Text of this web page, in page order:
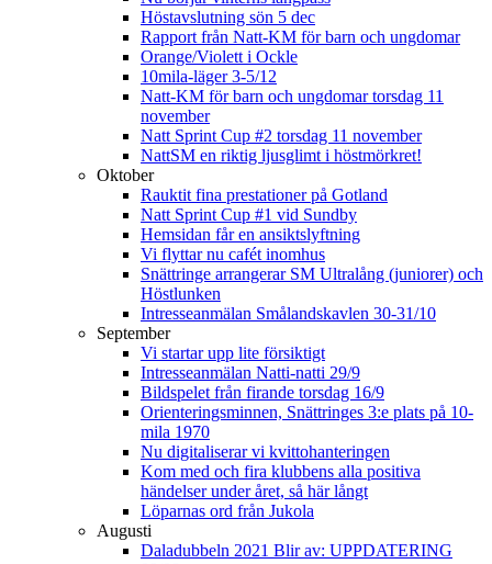
Höstavslutning sön 5 dec
Rapport från Natt-KM för barn och ungdomar
Orange/Violett i Ockle
10mila-läger 3-5/12
Natt-KM för barn och ungdomar torsdag 11
november
Natt Sprint Cup #2 torsdag 11 november
NattSM en riktig ljusglimt i höstmörkret!
Oktober
Rauktit fina prestationer på Gotland
Natt Sprint Cup #1 vid Sundby
Hemsidan får en ansiktslyftning
Vi flyttar nu cafét inomhus
Snättringe arrangerar SM Ultralång (juniorer) och
Höstlunken
Intresseanmälan Smålandskavlen 30-31/10
September
Vi startar upp lite försiktigt
Intresseanmälan Natti-natti 29/9
Bildspelet från firande torsdag 16/9
Orienteringsminnen, Snättringes 3:e plats på 10-
mila 1970
Nu digitaliserar vi kvittohanteringen
Kom med och fira klubbens alla positiva
händelser under året, så här långt
Löparnas ord från Jukola
Augusti
Daladubbeln 2021 Blir av: UPPDATERING